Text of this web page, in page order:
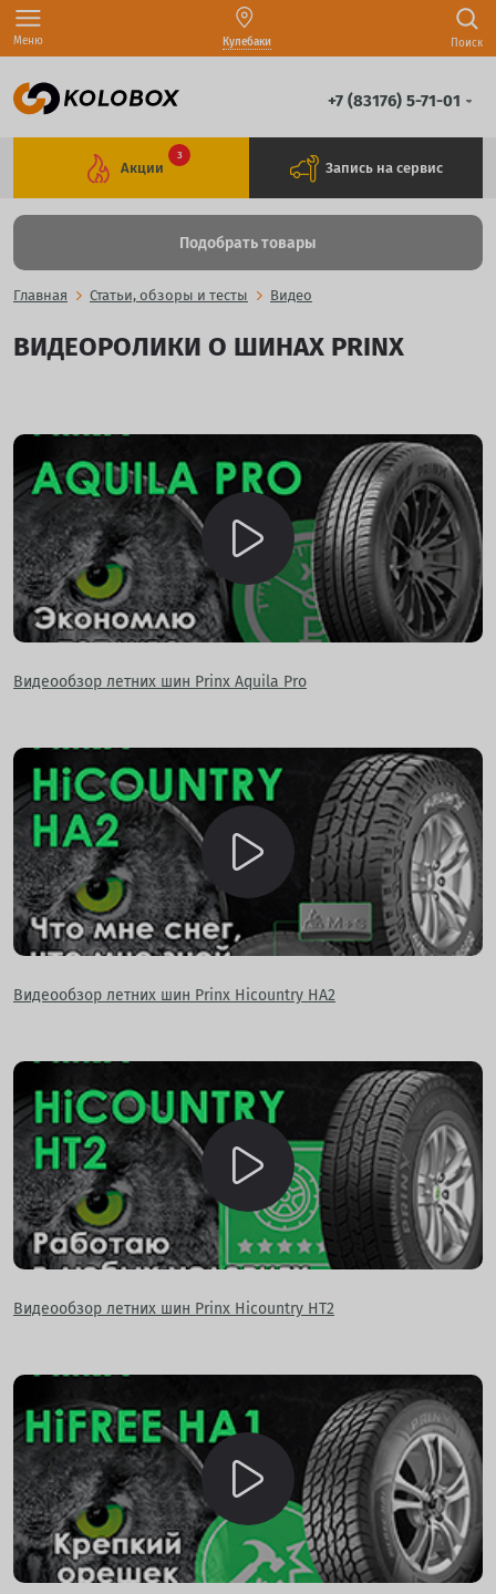
Меню Кулебаки Поиск
+7 (83176) 5-71-01
Акции
3
Запись на сервис
Подобрать товары
Главная Статьи, обзоры и тесты Видео
ВИДЕОРОЛИКИ О ШИНАХ PRINX
Видеообзор летних шин Prinx Aquila Pro
Видеообзор летних шин Prinx Hicountry HA2
Видеообзор летних шин Prinx Hicountry HT2